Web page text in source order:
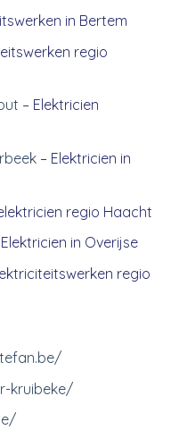
in Bertem
regio
– Elektricien
– Elektricien in
regio Haacht
in Overijse
regio
kruibeke/